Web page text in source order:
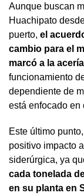
Aunque buscan
Huachipato
puerto, el
cambio para el
marcó a la
funcionamiento
dependiente de
está enfocado en
Este último
positivo impacto
siderúrgica, ya
cada tonelada
en su planta en